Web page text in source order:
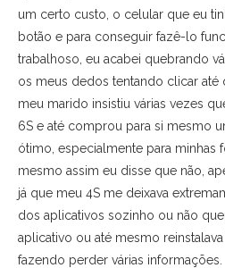
um certo custo, o celular que eu
botão e para conseguir fazê-lo
trabalhoso, eu acabei quebrando
os meus dedos tentando clicar até
meu marido insistiu várias vezes
6S e até comprou para si mesmo
ótimo, especialmente para minhas
mesmo assim eu disse que não,
já que meu 4S me deixava
dos aplicativos sozinho ou não
aplicativo ou até mesmo
fazendo perder várias informações.